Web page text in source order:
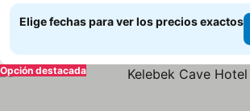
Elige fechas para ver los precios exactos
Opción destacada